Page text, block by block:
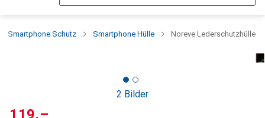
Smartphone Schutz Smartphone Hülle Noreve Lederschutzhülle
2 Bilder
CHF
119.–